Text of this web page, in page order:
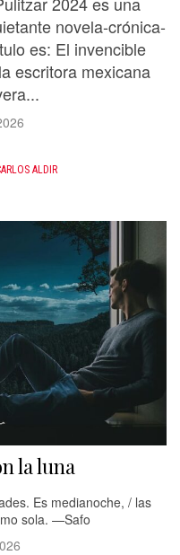
novela-crónica-
es: El invencible
escritora mexicana
ALDIR
la luna
Es medianoche, / las
sola. —Safo